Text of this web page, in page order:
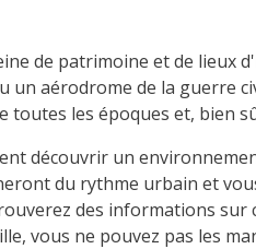
de patrimoine et de lieux
un aérodrome de la guerre
toutes les époques et, bien
découvrir un
du rythme urbain et
des informations
vous ne pouvez pas les